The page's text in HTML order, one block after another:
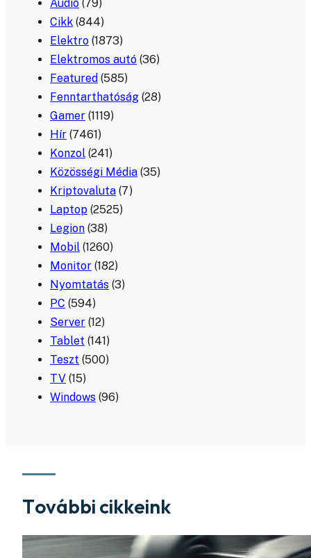
Audió (79)
Cikk (844)
Elektro (1873)
Elektromos autó (36)
Featured (585)
Fenntarthatóság (28)
Gamer (1119)
Hír (7461)
Konzol (241)
Közösségi Média (35)
Kriptovaluta (7)
Laptop (2525)
Legion (38)
Mobil (1260)
Monitor (182)
Nyomtatás (3)
PC (594)
Server (12)
Tablet (141)
Teszt (500)
TV (15)
Windows (96)
További cikkeink